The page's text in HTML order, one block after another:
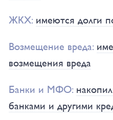
ЖКХ: имеются долги
Возмещение вреда:
возмещения вреда
Банки и МФО:
банками и другими